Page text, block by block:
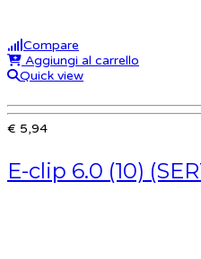
Compare
Aggiungi al carrello
Quick view
€ 5,94
E-clip 6.0 (10)